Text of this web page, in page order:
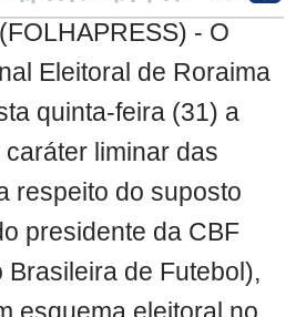
- O
Eleitoral de Roraima
quinta-feira (31) a
liminar das
respeito do suposto
presidente da CBF
Brasileira de Futebol),